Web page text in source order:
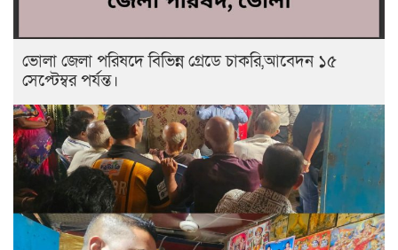
ভোলা জেলা পরিষদে বিভিন্ন গ্রেডে চাকরি,আবেদন ১৫
সেপ্টেম্বর পর্যন্ত।